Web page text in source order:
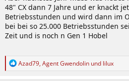
48" CX dann 7 Jahre und er knackt
Betriebsstunden und wird dann im
bei bei so 25.000 Betriebsstunden
Zeit und is noch n Gen 1 Hobel
R
Azad79, Agent Gwendolin und lilux